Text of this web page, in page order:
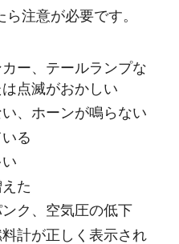
注意が必要です。
ー、テールランプな
点滅がおかしい
、ホーンが鳴らない
る
た
ク、空気圧の低下
計が正しく表示され